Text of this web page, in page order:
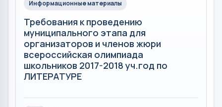
Информационные материалы
Требования к проведению
муниципального этапа для
организаторов и членов жюри
всероссийская олимпиада
школьников 2017-2018 уч.год по
ЛИТЕРАТУРЕ